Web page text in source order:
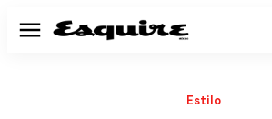
Menú
Estilo